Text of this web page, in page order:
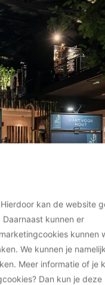
kan de website
kunnen er
kunnen
We kunnen je namelijk
Meer informatie of je
Dan kun je deze